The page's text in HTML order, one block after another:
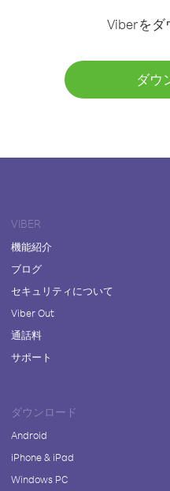
Viberをダ
ダウ
VIBER
機能紹介
ブログ
セキュリティについて
Viber Out
通話料
サポート
ダウンロード
Android
iPhone & iPad
Windows PC